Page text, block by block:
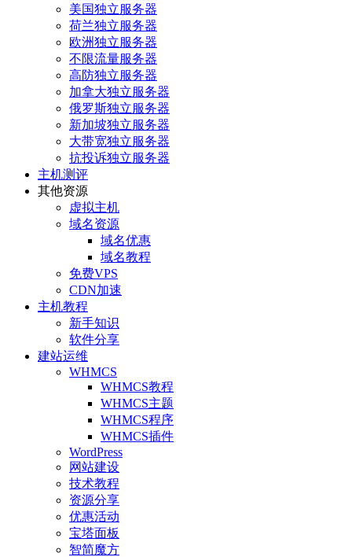
美国独立服务器
荷兰独立服务器
欧洲独立服务器
不限流量服务器
高防独立服务器
加拿大独立服务器
俄罗斯独立服务器
新加坡独立服务器
大带宽独立服务器
抗投诉独立服务器
主机测评
其他资源
虚拟主机
域名资源
域名优惠
域名教程
免费VPS
CDN加速
主机教程
新手知识
软件分享
建站运维
WHMCS
WHMCS教程
WHMCS主题
WHMCS程序
WHMCS插件
WordPress
网站建设
技术教程
资源分享
优惠活动
宝塔面板
智简魔方